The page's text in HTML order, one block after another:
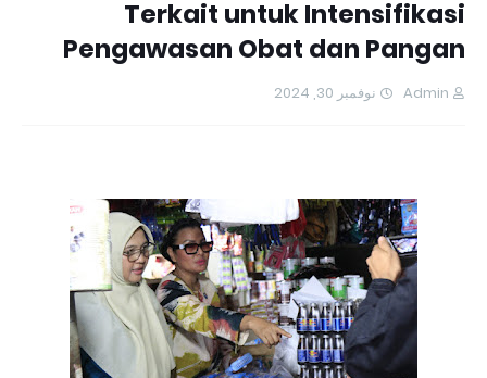
Terkait untuk Intensifikasi
Pengawasan Obat dan Pangan
Admin نوفمبر 30, 2024